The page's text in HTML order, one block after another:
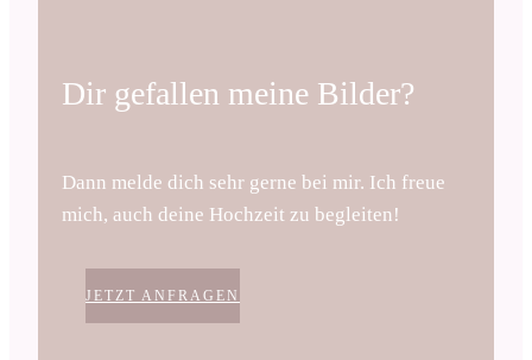
Dir gefallen meine Bilder?
Dann melde dich sehr gerne bei mir. Ich freue
mich, auch deine Hochzeit zu begleiten!
JETZT ANFRAGEN